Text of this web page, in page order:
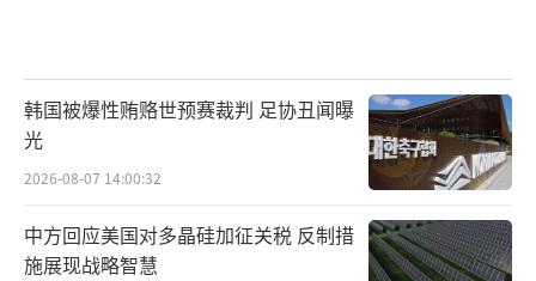
韩国被爆性贿赂世预赛裁判 足协丑闻曝
光
2026-08-07 14:00:32
中方回应美国对多晶硅加征关税 反制措
施展现战略智慧